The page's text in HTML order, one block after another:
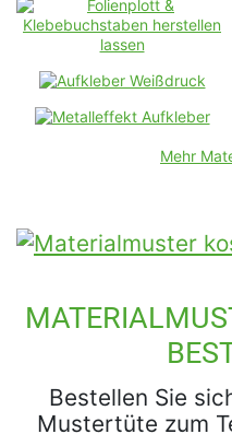
Mehr
Bestellen Sie
Mustertüte zum